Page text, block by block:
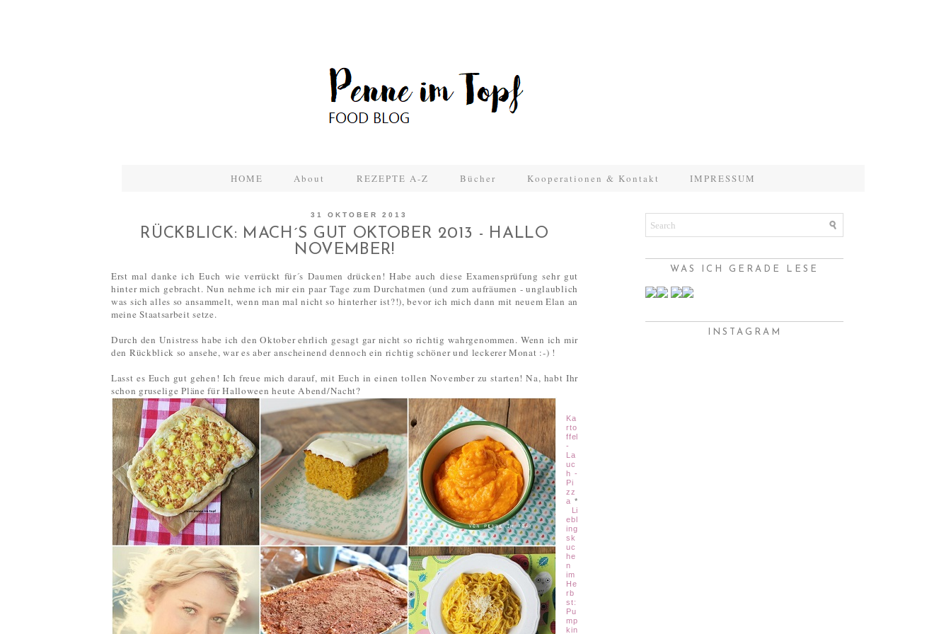
HOME About REZEPTE A-Z Bücher Kooperationen & Kontakt IMPRESSUM
31 OKTOBER 2013
RÜCKBLICK: MACH´S GUT OKTOBER 2013 - HALLO
NOVEMBER!
Erst mal danke ich Euch wie verrückt für´s Daumen drücken! Habe auch diese Examensprüfung sehr gut
hinter mich gebracht. Nun nehme ich mir ein paar Tage zum Durchatmen (und zum aufräumen - unglaublich
was sich alles so ansammelt, wenn man mal nicht so hinterher ist?!), bevor ich mich dann mit neuem Elan an
meine Staatsarbeit setze.
Durch den Unistress habe ich den Oktober ehrlich gesagt gar nicht so richtig wahrgenommen. Wenn ich mir
den Rückblick so ansehe, war es aber anscheinend dennoch ein richtig schöner und leckerer Monat :-) !
Lasst es Euch gut gehen! Ich freue mich darauf, mit Euch in einen tollen November zu starten! Na, habt Ihr
schon gruselige Pläne für Halloween heute Abend/Nacht?
Ka
rto
ffel
-
La
uc
h -
Pi
zz
a *
Li
ebl
ing
sk
uc
he
n
im
He
rb
st:
Pu
mp
kin
WAS ICH GERADE LESE
INSTAGRAM